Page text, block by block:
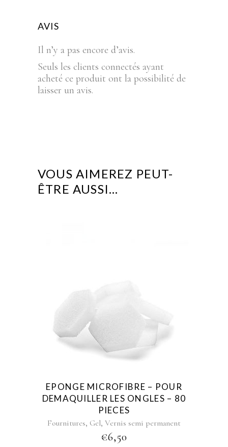
AVIS
Il n’y a pas encore d’avis.
Seuls les clients connectés ayant
acheté ce produit ont la possibilité de
laisser un avis.
VOUS AIMEREZ PEUT-
ÊTRE AUSSI…
EPONGE MICROFIBRE – POUR
DEMAQUILLER LES ONGLES – 80
PIECES
Fournitures, Gel, Vernis semi permanent
€6,50